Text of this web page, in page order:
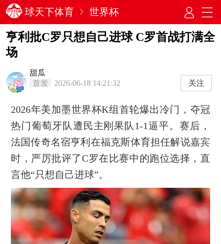
球天下体育 世界杯
亨利批C罗只想自己进球 C罗首战打满全
场
甜瓜
首发
2026-06-18 14:21:32 关注
2026年美加墨世界杯K组首轮爆出冷门，夺冠
热门葡萄牙队遭民主刚果队1-1逼平。赛后，
法国传奇名宿亨利在福克斯体育担任解说嘉宾
时，严厉批评了C罗在比赛中的跑位选择，直
言他“只想自己进球”。